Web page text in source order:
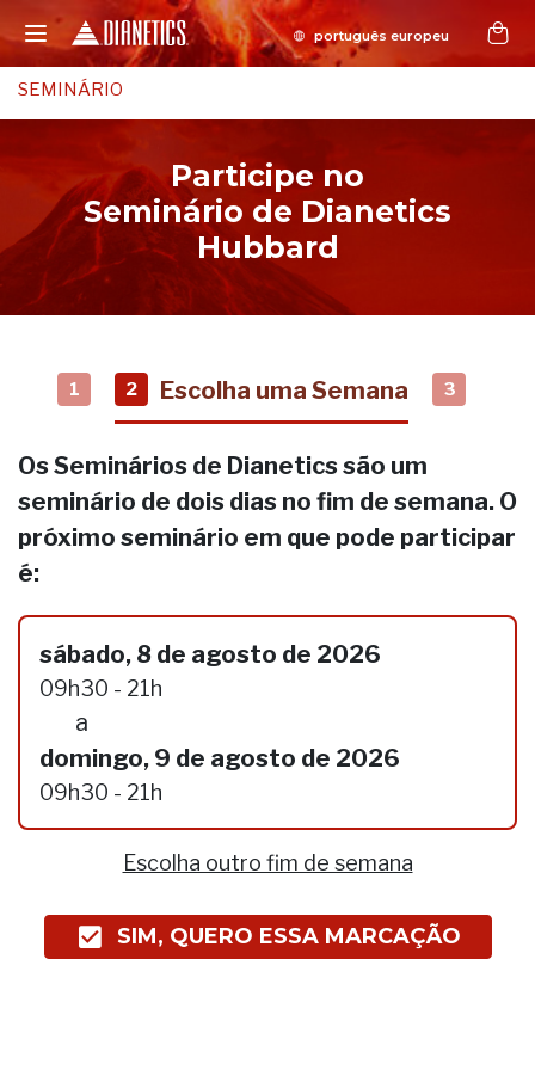
SEMINÁRIO
Participe no
Seminário de Dianetics
Hubbard
1 2 Escolha uma Semana 3
Os Seminários de Dianetics são um
seminário de dois dias no fim de semana. O
próximo seminário em que pode participar
é:
sábado, 8 de agosto de 2026
09h30 - 21h
a
domingo, 9 de agosto de 2026
09h30 - 21h
Escolha outro fim de semana
SIM, QUERO ESSA MARCAÇÃO